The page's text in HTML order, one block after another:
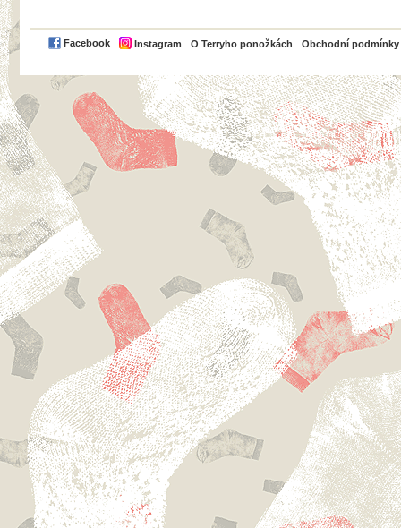
Facebook Instagram O Terryho ponožkách Obchodní podmínky
PayPal